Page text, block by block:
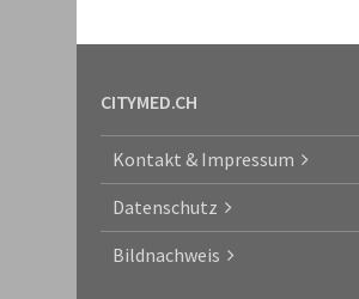
CITYMED.CH
Kontakt & Impressum
Datenschutz
Bildnachweis